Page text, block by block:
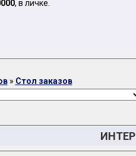
, в личке.
» Стол заказов